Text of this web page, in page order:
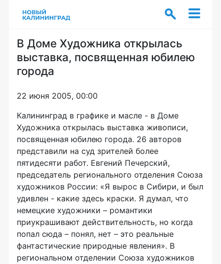
В Доме Художника открылась
выставка, посвященная юбилею
города
22 июня 2005, 00:00
Калининград в графике и масле - в Доме
Художника открылась выставка живописи,
посвященная юбилею города. 26 авторов
представили на суд зрителей более
пятидесяти работ. Евгений Печерский,
председатель регионального отделения Союза
художников России: «Я вырос в Сибири, и был
удивлен - какие здесь краски. Я думал, что
немецкие художники – романтики
приукрашивают действительность, но когда
попал сюда – понял, нет – это реальные
фантастические природные явления». В
региональном отделении Союза художников